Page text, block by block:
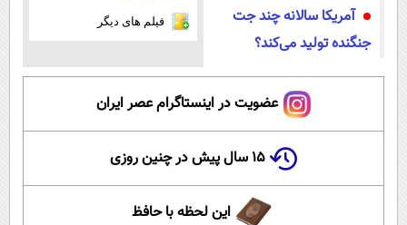
آمریکا سالانه چند جت
جنگنده تولید می‌کند؟
فیلم های دیگر
عضویت در اینستاگرام عصر ایران
۱۵ سال پیش در چنین روزی
این لحظه با حافظ